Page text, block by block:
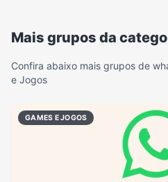
Mais grupos da
Confira abaixo mais grupos de
e Jogos
GAMES E JOGOS